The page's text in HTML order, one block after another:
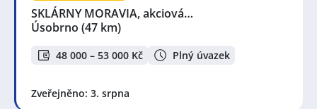
SKLÁRNY MORAVIA, akciová…
Úsobrno (47 km)
48 000 – 53 000 Kč Plný úvazek
Zveřejněno: 3. srpna